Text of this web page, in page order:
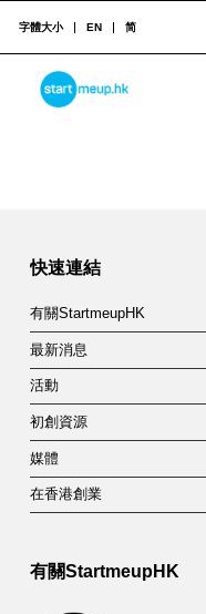
All About Money with Jayne Chan on StartmeupHK
STARTMEUPHK
字體大小 EN 简
A
b
o
u
t
M
o
e
快速連結
有關StartmeupHK
最新消息
活動
初創資源
媒體
在香港創業
有關StartmeupHK